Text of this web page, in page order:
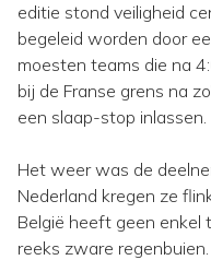
editie stond veiligheid
begeleid worden door
moesten teams die na
bij de Franse grens na
een slaap-stop inlassen.
Het weer was de
Nederland kregen ze
België heeft geen enkel
reeks zware